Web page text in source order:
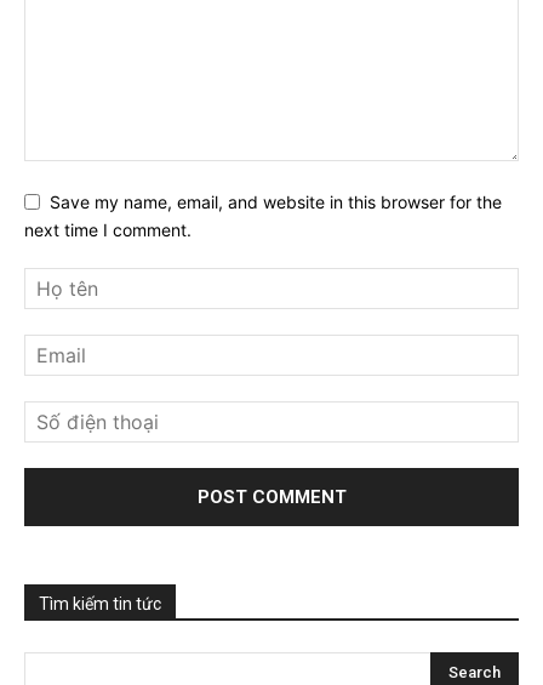
Save my name, email, and website in this browser for the
next time I comment.
Tìm kiếm tin tức